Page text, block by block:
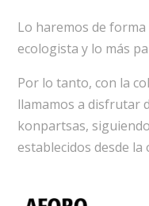
Lo haremos de
ecologista y lo más
Por lo tanto, con la
llamamos a disfrutar
konpartsas,
establecidos desde la